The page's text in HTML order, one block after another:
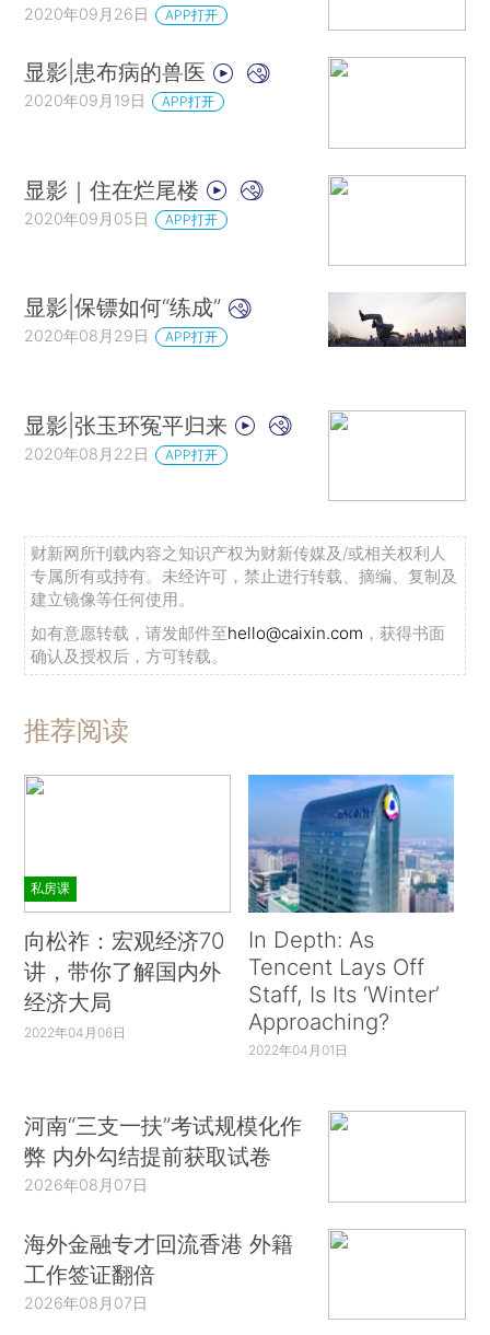
2020年09月26日 APP打开
显影|患布病的兽医
2020年09月19日 APP打开
显影｜住在烂尾楼
2020年09月05日 APP打开
显影|保镖如何“练成”
2020年08月29日 APP打开
显影|张玉环冤平归来
2020年08月22日 APP打开
财新网所刊载内容之知识产权为财新传媒及/或相关权利人
专属所有或持有。未经许可，禁止进行转载、摘编、复制及
建立镜像等任何使用。
如有意愿转载，请发邮件至hello@caixin.com ，获得书面
确认及授权后，方可转载。
推荐阅读
私房课
向松祚：宏观经济70
讲，带你了解国内外
经济大局
2022年04月06日
In Depth: As
Tencent Lays Off
Staff, Is Its ‘Winter’
Approaching?
2022年04月01日
河南“三支一扶”考试规模化作
弊 内外勾结提前获取试卷
2026年08月07日
海外金融专才回流香港 外籍
工作签证翻倍
2026年08月07日